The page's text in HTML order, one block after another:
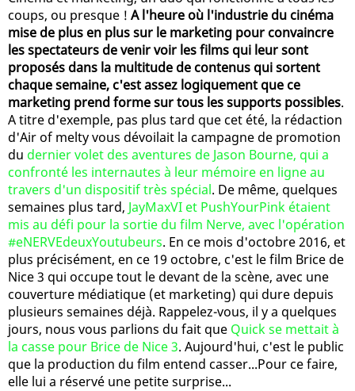
coups, ou presque ! A l'heure où l'industrie du cinéma
mise de plus en plus sur le marketing pour convaincre
les spectateurs de venir voir les films qui leur sont
proposés dans la multitude de contenus qui sortent
chaque semaine, c'est assez logiquement que ce
marketing prend forme sur tous les supports possibles.
A titre d'exemple, pas plus tard que cet été, la rédaction
d'Air of melty vous dévoilait la campagne de promotion
du dernier volet des aventures de Jason Bourne, qui a
confronté les internautes à leur mémoire en ligne au
travers d'un dispositif très spécial. De même, quelques
semaines plus tard, JayMaxVI et PushYourPink étaient
mis au défi pour la sortie du film Nerve, avec l'opération
#eNERVEdeuxYoutubeurs. En ce mois d'octobre 2016, et
plus précisément, en ce 19 octobre, c'est le film Brice de
Nice 3 qui occupe tout le devant de la scène, avec une
couverture médiatique (et marketing) qui dure depuis
plusieurs semaines déjà. Rappelez-vous, il y a quelques
jours, nous vous parlions du fait que Quick se mettait à
la casse pour Brice de Nice 3. Aujourd'hui, c'est le public
que la production du film entend casser...Pour ce faire,
elle lui a réservé une petite surprise...